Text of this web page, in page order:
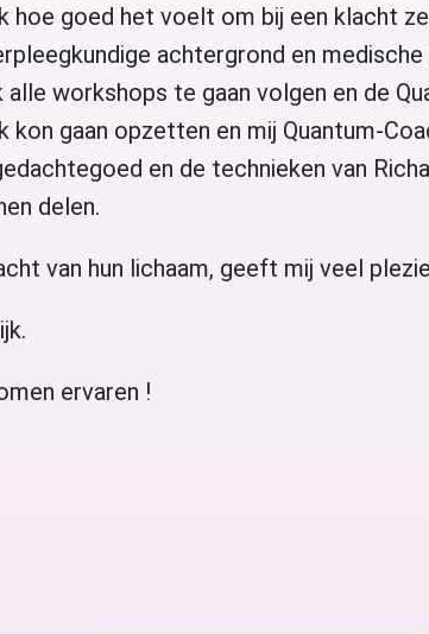
hoe goed het voelt om bij een klacht
achtergrond en
workshops te gaan volgen en de
kon gaan opzetten en mij Quantum-
en de technieken van
delen.
van hun lichaam, geeft mij veel
ervaren !